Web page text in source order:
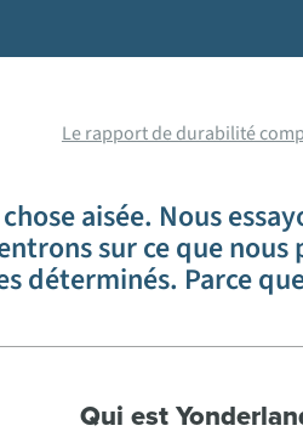
Le rapport de durabilité
aisée. Nous
sur ce que
déterminés. Parce
Qui est